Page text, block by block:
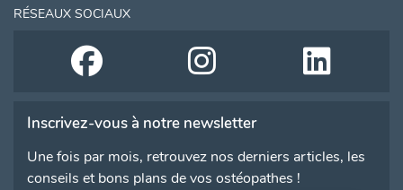
RÉSEAUX SOCIAUX
Inscrivez-vous à notre newsletter
Une fois par mois, retrouvez nos derniers articles, les
conseils et bons plans de vos ostéopathes !